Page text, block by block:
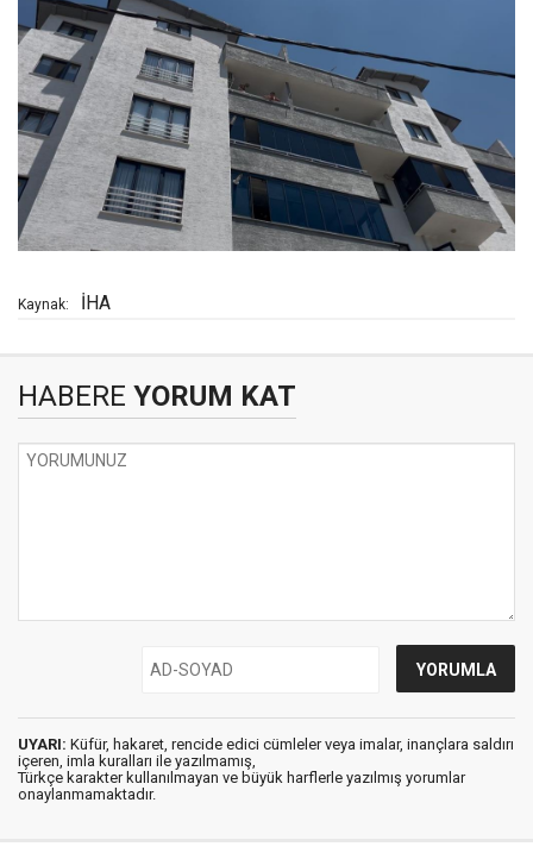
Kaynak: İHA
HABERE YORUM KAT
UYARI: Küfür, hakaret, rencide edici cümleler veya imalar, inançlara saldırı
içeren, imla kuralları ile yazılmamış,
Türkçe karakter kullanılmayan ve büyük harflerle yazılmış yorumlar
onaylanmamaktadır.